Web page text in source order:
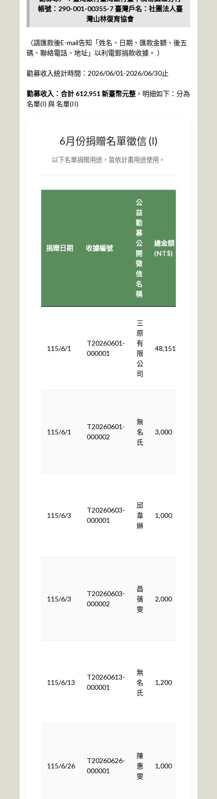
帳號：290-001-00355-7 臺灣戶名：社團法人臺
灣山林復育協會
（請匯款後E-mail告知「姓名、日期、匯款金額、後五
碼、聯絡電話、地址」以利電郵捐款收據。 ）
勸募收入統計時間：2026/06/01-2026/06/30止
勸募收入：合計 612,951 新臺幣元整 ，明細如下：分為
名單(I) 與 名單(II)
6月份捐贈名單徵信 (I)
以下名單捐贈用途，皆依計畫用途使用。
捐贈日期 收據編號
公
益
勸
募
公
開
徵
信
名
稱
總金額
(NT$)
115/6/1
T20260601-
000001
三
原
有
限
公
司
48,151
115/6/1
T20260601-
000002
無
名
氏
3,000
115/6/3
T20260603-
000001
邱
韋
綝
1,000
115/6/3
T20260603-
000002
昌
蒨
雯
2,000
115/6/13
T20260613-
000001
無
名
氏
1,200
115/6/26
T20260626-
000001
陳
惠
雯
1,000